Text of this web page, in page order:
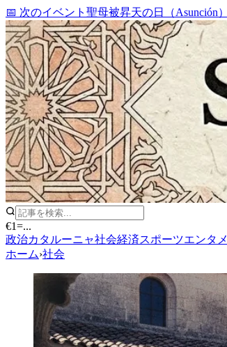
📅 次のイベント 聖母被昇天の日（Asunción）
€1=...
政治カタルーニャ社会経済スポーツエンタメ
ホーム›社会